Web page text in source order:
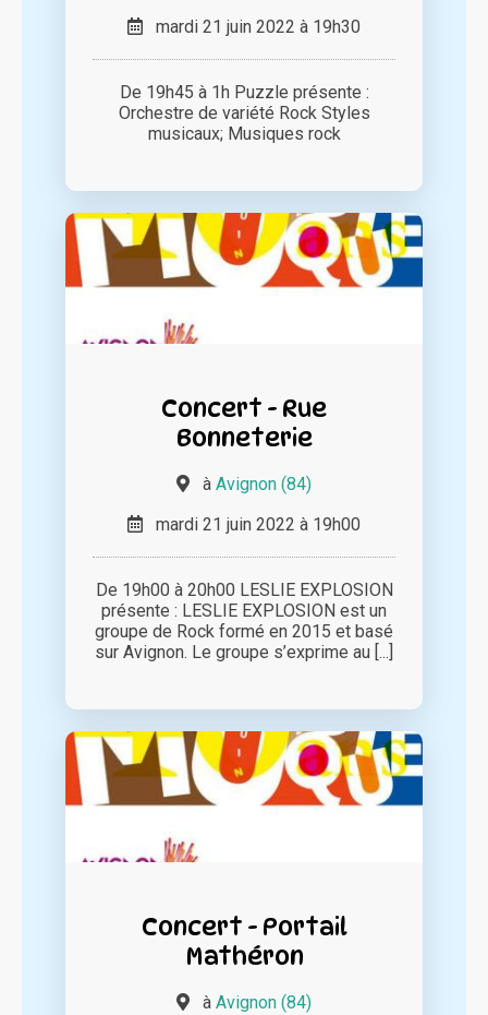
mardi 21 juin 2022 à 19h30
De 19h45 à 1h Puzzle présente :
Orchestre de variété Rock Styles
musicaux; Musiques rock
Concert - Rue
Bonneterie
à Avignon (84)
mardi 21 juin 2022 à 19h00
De 19h00 à 20h00 LESLIE EXPLOSION
présente : LESLIE EXPLOSION est un
groupe de Rock formé en 2015 et basé
sur Avignon. Le groupe s’exprime au [...]
Concert - Portail
Mathéron
à Avignon (84)